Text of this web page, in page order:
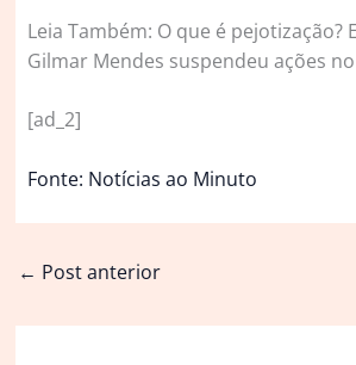
Leia Também: O que é pejotização?
Gilmar Mendes suspendeu ações no
[ad_2]
Fonte: Notícias ao Minuto
← Post anterior